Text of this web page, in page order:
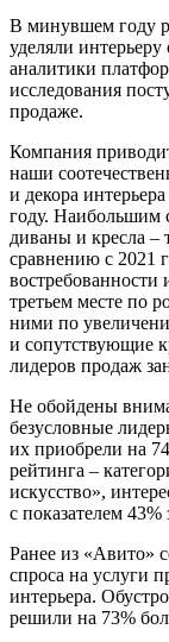
В минувшем году
уделяли
аналитики
исследования
продаже.
Компания
наши
и декора
году. Наибольшим
диваны и кресла –
сравнению с 2021
третьем месте по
ними по
и сопутствующие
лидеров продаж
Не обойдены
безусловные
их приобрели на
рейтинга –
искусство»,
с показателем
Ранее из «Авито»
спроса на услуги
интерьера.
решили на 73%